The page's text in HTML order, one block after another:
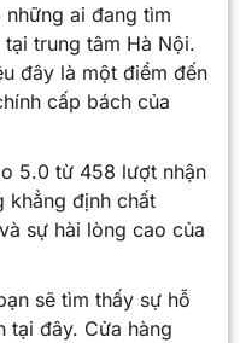
ai đang tìm
trung tâm Hà Nội.
đây là một điểm đến
cấp bách của
5.0 từ 458 lượt nhận
khẳng định chất
sự hài lòng cao của
sẽ tìm thấy sự hỗ
tại đây. Cửa hàng